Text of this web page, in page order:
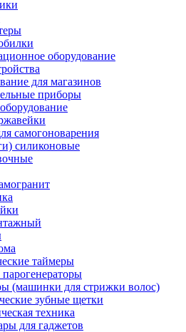
оборудование
для магазинов
приборы
самогоноварения
силиконовые
таймеры
(машинки для стрижки волос)
зубные щетки
техника
для гаджетов